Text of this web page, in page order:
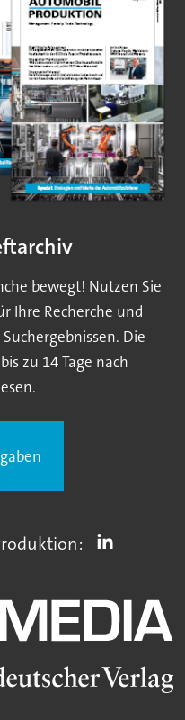
bewegt! Nutzen Sie
Ihre Recherche und
Die
zu 14 Tage nach